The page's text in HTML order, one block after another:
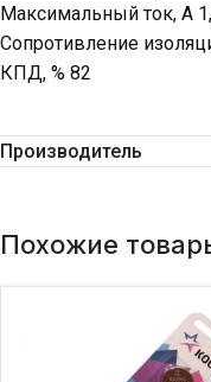
Максимальный ток, А
Сопротивление
КПД, % 82
Производитель
Похожие